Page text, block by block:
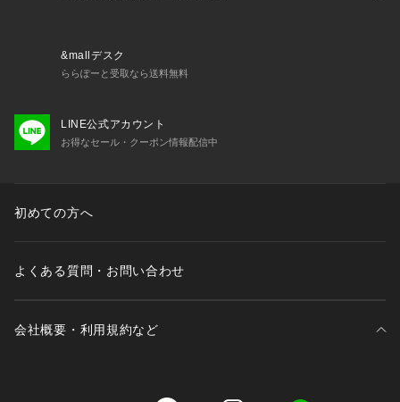
&mallデスク
ららぽーと受取なら送料無料
LINE公式アカウント
お得なセール・クーポン情報配信中
初めての方へ
よくある質問・お問い合わせ
会社概要・利用規約など